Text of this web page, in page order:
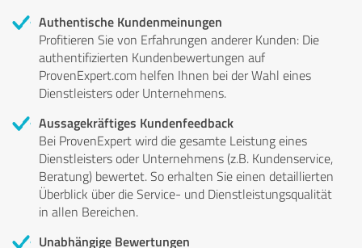
Authentische Kundenmeinungen
Profitieren Sie von Erfahrungen anderer Kunden: Die
authentifizierten Kundenbewertungen auf
ProvenExpert.com helfen Ihnen bei der Wahl eines
Dienstleisters oder Unternehmens.
Aussagekräftiges Kundenfeedback
Bei ProvenExpert wird die gesamte Leistung eines
Dienstleisters oder Unternehmens (z.B. Kundenservice,
Beratung) bewertet. So erhalten Sie einen detaillierten
Überblick über die Service- und Dienstleistungsqualität
in allen Bereichen.
Unabhängige Bewertungen